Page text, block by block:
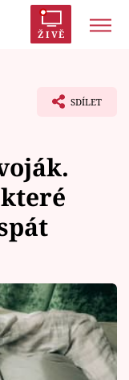
ŽIVĚ
SDÍLET